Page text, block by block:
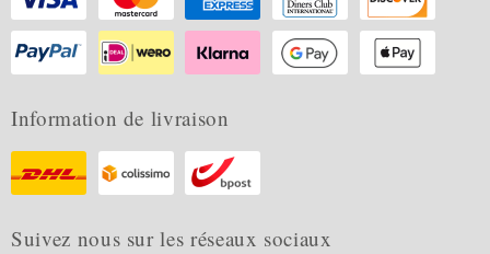
Information de livraison
Suivez nous sur les réseaux sociaux